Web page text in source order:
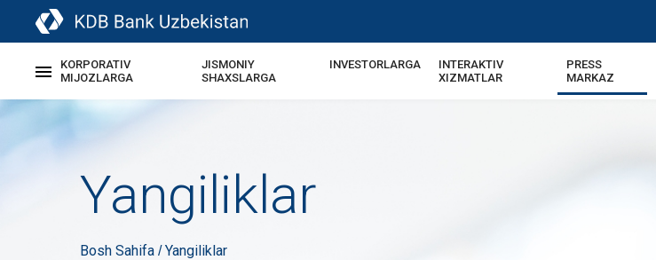
KORPORATIV
MIJOZLARGA
JISMONIY
SHAXSLARGA
INVESTORLARGA
INTERAKTIV
XIZMATLAR
PRESS
MARKAZ
Yangiliklar
Bosh Sahifa /Yangiliklar